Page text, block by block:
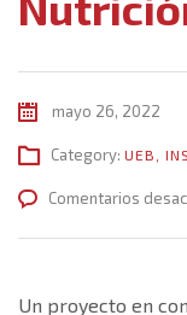
mayo 26, 2022
Category: UEB
Comentarios
Un proyecto en